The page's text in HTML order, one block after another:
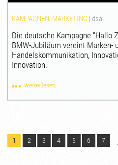
KAMPAGNEN, MARKETING | dsa
Die deutsche Kampagne “Hallo
BMW-Jubiläum vereint Marken-
Handelskommunikation,
Innovation.
weiterlesen
1 2 3 4 5 6 7